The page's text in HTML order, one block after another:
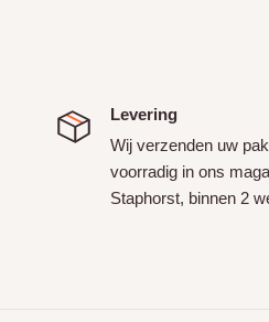
Levering
Wij verzenden uw
voorradig in ons
Staphorst, binnen 2